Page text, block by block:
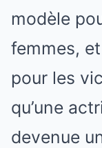
modèle
femmes,
pour les
qu’une
devenue